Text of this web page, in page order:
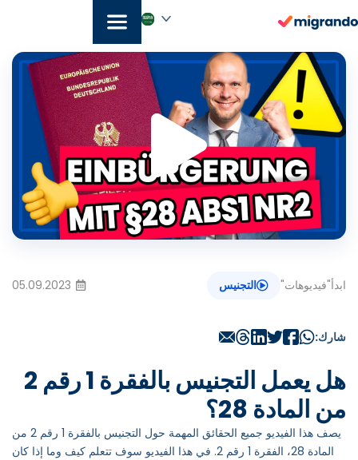
إلى
العربية‏
ابدأ"فيديوهات" التجنيس 05.09.2023
شارك:
هل يعمل التجنيس بالفقرة 1 رقم 2
من المادة 28؟
يصف هذا الفيديو جميع الحقائق المهمة حول التجنيس بالفقرة 1 رقم 2 من
المادة 28، الفقرة 1 رقم 2. في هذا الفيديو سوف تتعلم كيف وما إذا كان